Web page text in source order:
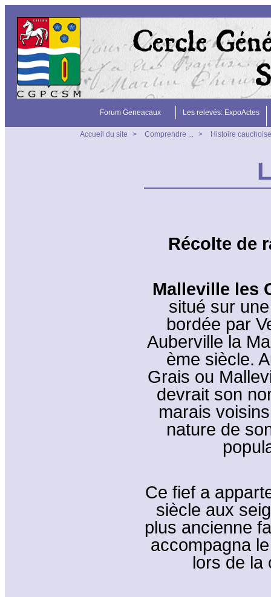
Forum Geneacaux Les relevés: ExpoActes
Accueil du site > Comprendre ... > Histoire cauchoise
Récolte de
Malleville les
situé sur
bordée par
Auberville la
ème siècle.
Grais ou
devrait son
marais
nature de
Ce fief a
siècle aux
plus ancienne
accompagna
lors de la